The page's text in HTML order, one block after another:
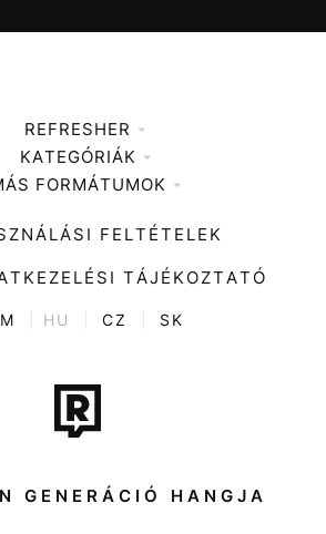
REFRESHER
Médiaajánlat
KATEGÓRIÁK
Zene
Divat
Kultúra
ENTR
Tech-Tudomány
Sport
Társadalom
FORMÁTUMOK
FELTÉTELEK
TÁJÉKOZTATÓ
HU CZ SK
GENERÁCIÓ HANGJA